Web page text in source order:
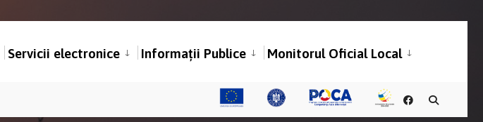
Servicii electronice Informații Publice Monitorul Oficial Local